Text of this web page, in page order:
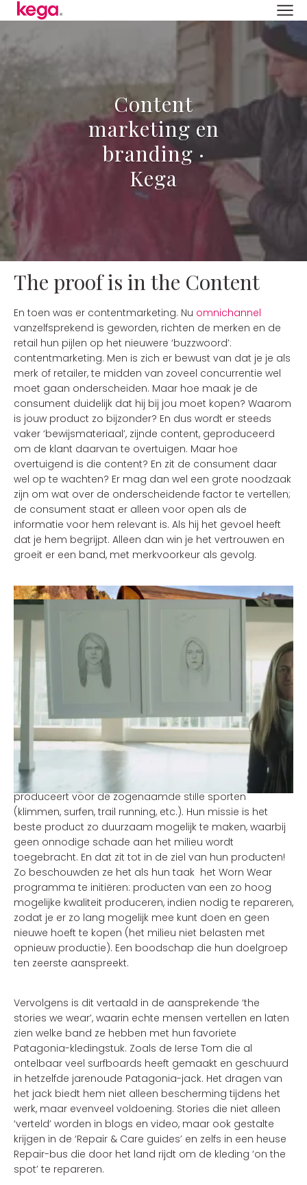
Content
marketing en
branding ·
Kega
The proof is in the Content
En toen was er contentmarketing. Nu omnichannel
vanzelfsprekend is geworden, richten de merken en de
retail hun pijlen op het nieuwere ‘buzzwoord’:
contentmarketing. Men is zich er bewust van dat je je als
merk of retailer, te midden van zoveel concurrentie wel
moet gaan onderscheiden. Maar hoe maak je de
consument duidelijk dat hij bij jou moet kopen? Waarom
is jouw product zo bijzonder? En dus wordt er steeds
vaker ‘bewijsmateriaal’, zijnde content, geproduceerd
om de klant daarvan te overtuigen. Maar hoe
overtuigend is die content? En zit de consument daar
wel op te wachten? Er mag dan wel een grote noodzaak
zijn om wat over de onderscheidende factor te vertellen;
de consument staat er alleen voor open als de
informatie voor hem relevant is. Als hij het gevoel heeft
dat je hem begrijpt. Alleen dan win je het vertrouwen en
groeit er een band, met merkvoorkeur als gevolg.
De onderscheidende factor: je hart en ziel
Om je te onderscheiden is het belangrijk een
overtuigende, ‘onderscheidende factor’ te vinden. Vertel
je verhaal op een wijze die je doelgroep aanspreekt, in
de vorm en via het kanaal van hun voorkeur. Joe Pullizi,
dé contentmarketing-guru, raadt daarbij aan om op
zoek te gaan naar je ‘sweet spot’. Of te wel: vind de
onderwerpen waar je je echt op kunt onderscheiden (je
expertise) én die je doelgroep oprecht interesseert. Een
prachtig voorbeeld daarvan is Patagonia, een merk én
retailer dat outdoor kleding ontwerpt en uitrusting
produceert voor de zogenaamde stille sporten
(klimmen, surfen, trail running, etc.). Hun missie is het
beste product zo duurzaam mogelijk te maken, waarbij
geen onnodige schade aan het milieu wordt
toegebracht. En dat zit tot in de ziel van hun producten!
Zo beschouwden ze het als hun taak het Worn Wear
programma te initiëren: producten van een zo hoog
mogelijke kwaliteit produceren, indien nodig te repareren,
zodat je er zo lang mogelijk mee kunt doen en geen
nieuwe hoeft te kopen (het milieu niet belasten met
opnieuw productie). Een boodschap die hun doelgroep
ten zeerste aanspreekt.
Vervolgens is dit vertaald in de aansprekende ‘the
stories we wear’, waarin echte mensen vertellen en laten
zien welke band ze hebben met hun favoriete
Patagonia-kledingstuk. Zoals de Ierse Tom die al
ontelbaar veel surfboards heeft gemaakt en geschuurd
in hetzelfde jarenoude Patagonia-jack. Het dragen van
het jack biedt hem niet alleen bescherming tijdens het
werk, maar evenveel voldoening. Stories die niet alleen
‘verteld’ worden in blogs en video, maar ook gestalte
krijgen in de ‘Repair & Care guides’ en zelfs in een heuse
Repair-bus die door het land rijdt om de kleding ‘on the
spot’ te repareren.